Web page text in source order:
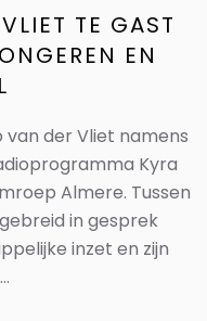
TE GAST
EN
van der Vliet namens
Kyra
Almere. Tussen
in gesprek
inzet en zijn